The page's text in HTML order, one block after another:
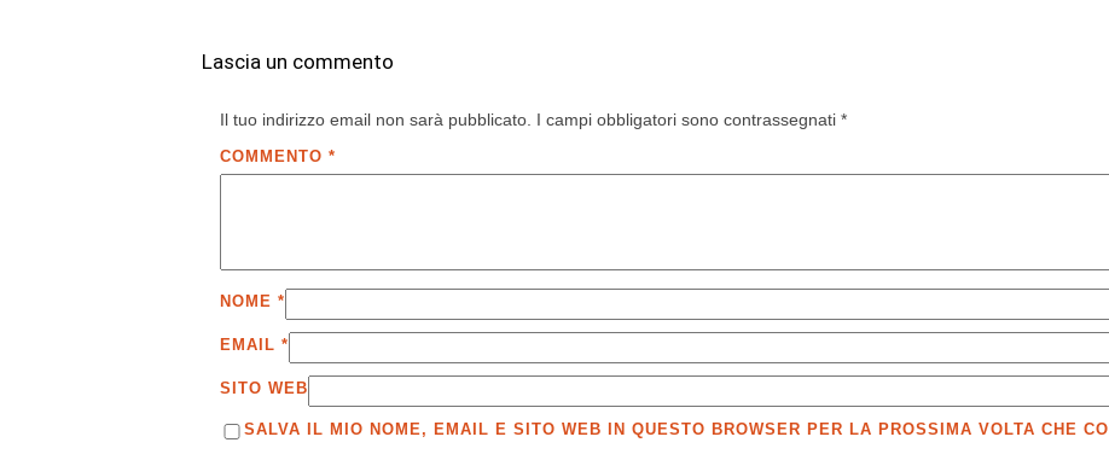
Lascia un commento
Il tuo indirizzo email non sarà pubblicato. I campi obbligatori sono contrassegnati *
COMMENTO *
NOME *
EMAIL *
SITO WEB
SALVA IL MIO NOME, EMAIL E SITO WEB IN QUESTO BROWSER PER LA PROSSIMA VOLTA CHE